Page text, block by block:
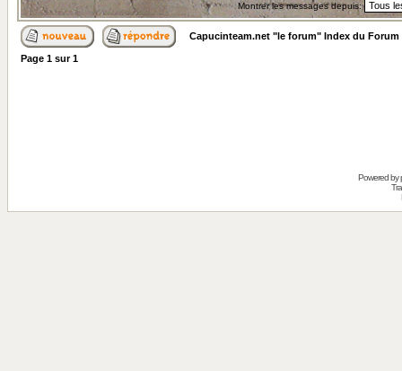
Montrer les messages depuis:
Capucinteam.net "le forum" Index du Forum
Page 1 sur1
Powered by